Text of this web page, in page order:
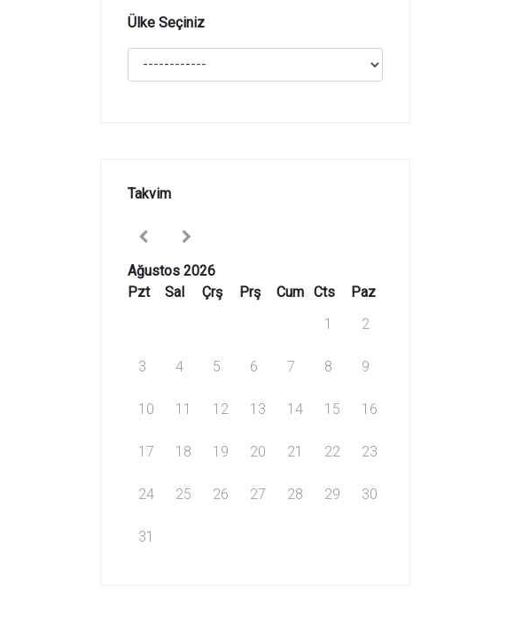
Ülke Seçiniz
Takvim
Ağustos 2026
Pzt
Sal Çrş Prş Cum Cts
Paz
1
2
3 4 5 6 7 8 9
10 11 12 13 14 15 16
17 18 19 20 21 22 23
24 25 26 27 28 29 30
31